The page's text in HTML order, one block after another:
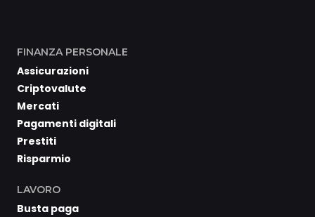
FINANZA PERSONALE
Assicurazioni
Criptovalute
Mercati
Pagamenti digitali
Prestiti
Risparmio
LAVORO
Busta paga